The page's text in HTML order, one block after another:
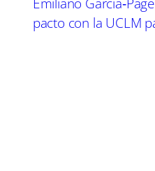
en Ciudad Real continúa.
pacto con la UCLM